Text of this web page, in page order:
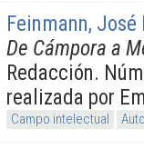
Feinmann, José
De Cámpora a
Redacción.
realizada por
Campo intelectual